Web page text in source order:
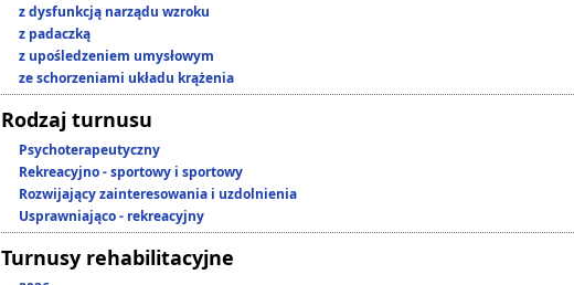
z dysfunkcją narządu wzroku
z padaczką
z upośledzeniem umysłowym
ze schorzeniami układu krążenia
Rodzaj turnusu
Psychoterapeutyczny
Rekreacyjno - sportowy i sportowy
Rozwijający zainteresowania i uzdolnienia
Usprawniająco - rekreacyjny
Turnusy rehabilitacyjne